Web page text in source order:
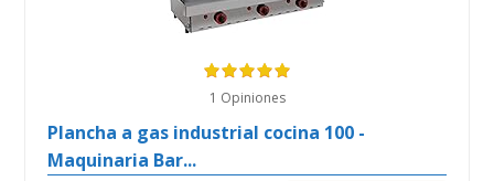
1 Opiniones
Plancha a gas industrial cocina 100 -
Maquinaria Bar...